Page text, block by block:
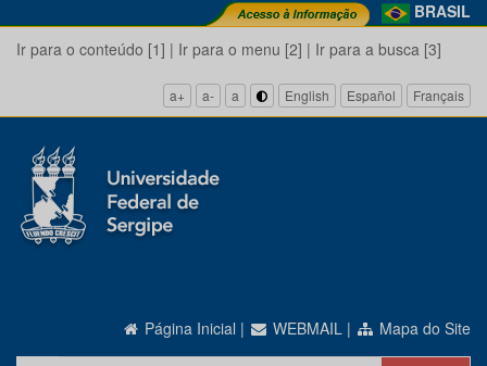
BRASIL
Ir para o conteúdo [1] | Ir para o menu [2] | Ir para a busca [3]
a+ a- a English Español Français
Página Inicial | WEBMAIL | Mapa do Site